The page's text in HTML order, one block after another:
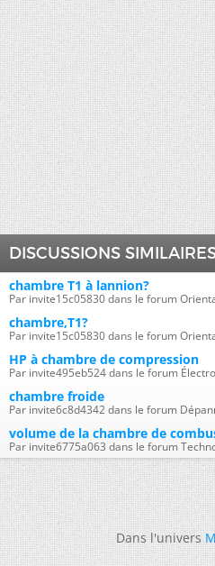
DISCUSSIONS
chambre T1 à lannion?
Par invite15c05830 dans le forum
chambre,T1?
Par invite15c05830 dans le forum
HP à chambre de compression
Par invite495eb524 dans le forum
chambre froide
Par invite6c8d4342 dans le forum
volume de la chambre de
Par invite6775a063 dans le forum
Dans l'univers